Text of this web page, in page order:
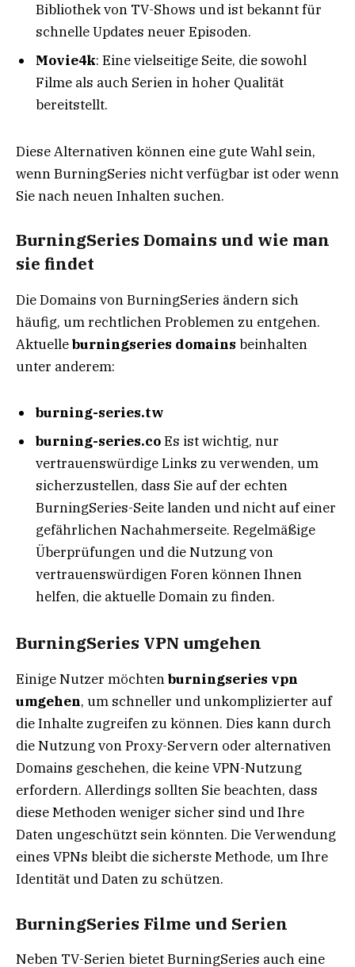
Bibliothek von TV-Shows und ist bekannt für
schnelle Updates neuer Episoden.
Movie4k: Eine vielseitige Seite, die sowohl
Filme als auch Serien in hoher Qualität
bereitstellt.
Diese Alternativen können eine gute Wahl sein,
wenn BurningSeries nicht verfügbar ist oder wenn
Sie nach neuen Inhalten suchen.
BurningSeries Domains und wie man
sie findet
Die Domains von BurningSeries ändern sich
häufig, um rechtlichen Problemen zu entgehen.
Aktuelleburningseries domains beinhalten
unter anderem:
burning-series.tw
burning-series.coEs ist wichtig, nur
vertrauenswürdige Links zu verwenden, um
sicherzustellen, dass Sie auf der echten
BurningSeries-Seite landen und nicht auf einer
gefährlichen Nachahmerseite. Regelmäßige
Überprüfungen und die Nutzung von
vertrauenswürdigen Foren können Ihnen
helfen, die aktuelle Domain zu finden.
BurningSeries VPN umgehen
Einige Nutzer möchtenburningseries vpn
umgehen, um schneller und unkomplizierter auf
die Inhalte zugreifen zu können. Dies kann durch
die Nutzung von Proxy-Servern oder alternativen
Domains geschehen, die keine VPN-Nutzung
erfordern. Allerdings sollten Sie beachten, dass
diese Methoden weniger sicher sind und Ihre
Daten ungeschützt sein könnten. Die Verwendung
eines VPNs bleibt die sicherste Methode, um Ihre
Identität und Daten zu schützen.
BurningSeries Filme und Serien
Neben TV-Serien bietet BurningSeries auch eine